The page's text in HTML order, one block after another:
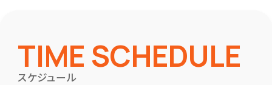
TIME SCHEDULE
スケジュール